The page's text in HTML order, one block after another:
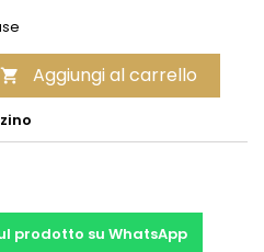
 Aggiungi al carrello
prodotto su WhatsApp